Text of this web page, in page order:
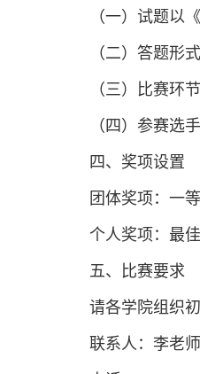
（一）试题以
（二）答题形
（三）比赛环
（四）参赛选
四、奖项设置
团体奖项：一
个人奖项：最
五、比赛要求
请各学院组织
联系人：李老师